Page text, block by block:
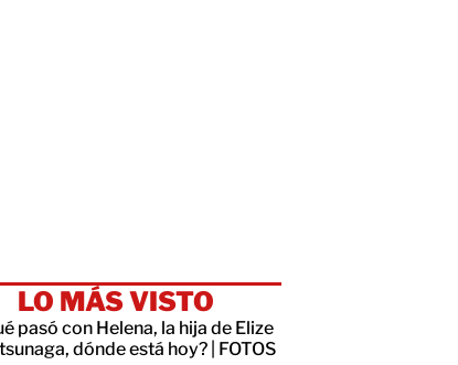
LO MÁS VISTO
pasó con Helena, la hija de Elize
dónde está hoy? | FOTOS